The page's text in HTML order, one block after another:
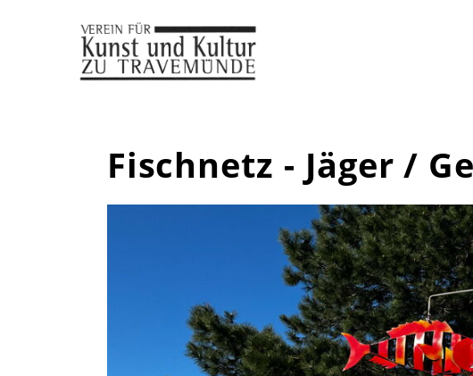
Fischnetz - Jäger /